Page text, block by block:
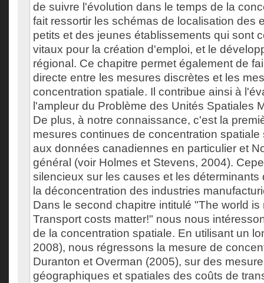
de suivre l'évolution dans le temps de la
fait ressortir les schémas de localisation des
petits et des jeunes établissements qui sont
vitaux pour la création d'emploi, et le
régional. Ce chapitre permet également de
directe entre les mesures discrètes et les
concentration spatiale. Il contribue ainsi à
l'ampleur du Problème des Unités Spatiales
De plus, à notre connaissance, c'est la
mesures continues de concentration
aux données canadiennes en particulier et
général (voir Holmes et Stevens, 2004).
silencieux sur les causes et les déterminants
la déconcentration des industries
Dans le second chapitre intitulé "The world is
Transport costs matter!" nous nous
de la concentration spatiale. En utilisant un
2008), nous régressons la mesure de
Duranton et Overman (2005), sur des
géographiques et spatiales des coûts de